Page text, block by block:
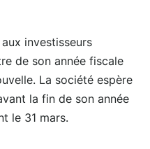
investisseurs
de son année fiscale
La société espère
la fin de son année
le 31 mars.